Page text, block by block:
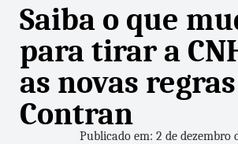
Saiba o que
para tirar a
as novas
Contran
Publicado em: 2 de dezembro